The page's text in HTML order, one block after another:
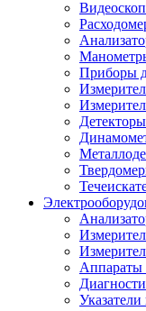
Приборы
Аппараты